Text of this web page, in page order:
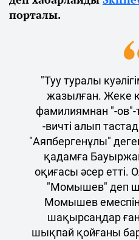
порталы.
"Туу туралы
жазылған. Жеке
фамилиямнан "-ов"-
-вичті алып
"Аяпбергенұлы"
қадамға
оқиғасы әсер етті.
"Момышев" деп
Момышев
шақырсаңдар
шықпай қойғаны